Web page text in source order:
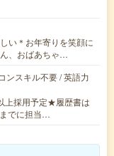
い＊お年寄りを笑顔に
、おばあちゃ…
ンスキル不要 / 英語力
上採用予定★履歴書は
でに担当…